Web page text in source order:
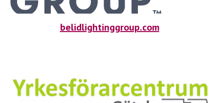
belidlightinggroup.com